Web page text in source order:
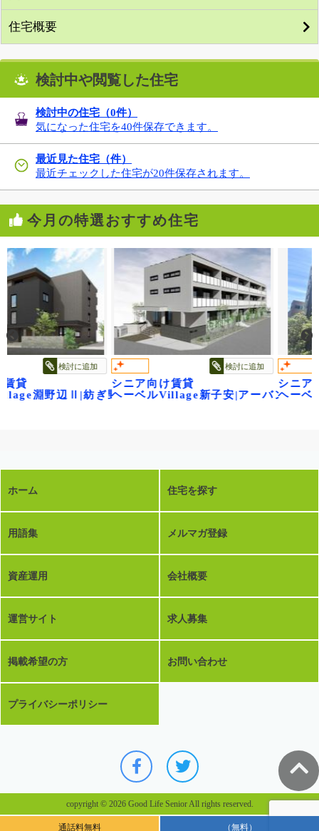
住宅概要
検討中や閲覧した住宅
検討中の住宅（0件）
気になった住宅を40件保存できます。
最近見た住宅（件）
最近チェックした住宅が20件保存されます。
今月の特選おすすめ住宅
ンス武蔵浦和
検討に追加
野辺Ⅱ|紡ぎ野
検討に追加
シニア向け賃貸
ヘーベルVillage新子安|アーバンパークサイ
シニア向け賃
ヘーベル
ホーム 住宅を探す
用語集 メルマガ登録
資産運用 会社概要
運営サイト 求人募集
掲載希望の方 お問い合わせ
プライバシーポリシー
copyright © 2026 Good Life Senior All rights reserved.
通話料無料 （無料）